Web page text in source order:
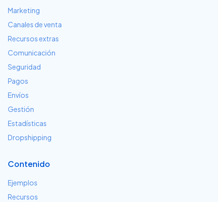
Marketing
Canales de venta
Recursos extras
Comunicación
Seguridad
Pagos
Envíos
Gestión
Estadísticas
Dropshipping
Contenido
Ejemplos
Recursos